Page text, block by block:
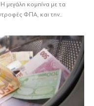
μεγάλη κομπίνα με τα
ΦΠΑ, και την...